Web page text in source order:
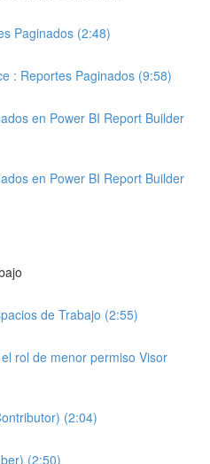
Paginados (2:48)
: Reportes Paginados (9:58)
en Power BI Report Builder
en Power BI Report Builder
de Trabajo (2:55)
rol de menor permiso Visor
(2:04)
(2:50)